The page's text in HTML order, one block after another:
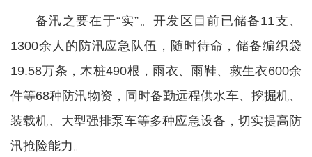
备汛之要在于“实”。开发区目前已储备11支、
1300余人的防汛应急队伍，随时待命，储备编织袋
19.58万条，木桩490根，雨衣、雨鞋、救生衣600余
件等68种防汛物资，同时备勤远程供水车、挖掘机、
装载机、大型强排泵车等多种应急设备，切实提高防
汛抢险能力。